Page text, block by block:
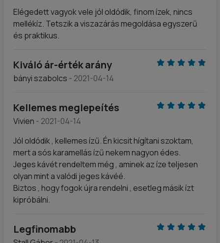
Elégedett vagyok vele jól oldódik, finom ízek, nincs
mellékíz. Tetszik a viszazárás megoldása egyszerű
és praktikus.
Kiváló ár-érték arány
bányi szabolcs - 2021-04-14
Kellemes meglepeítés
Vivien - 2021-04-14
Jól oldódik , kellemes ízű. Én kicsit hígítani szoktam,
mert a sós karamellás ízű nekem nagyon édes.
Jeges kávét rendeltem még , aminek az íze teljesen
olyan mint a valódi jeges kávéé.
Biztos , hogy fogok újra rendelni , esetleg másik ízt
kipróbálni.
Legfinomabb